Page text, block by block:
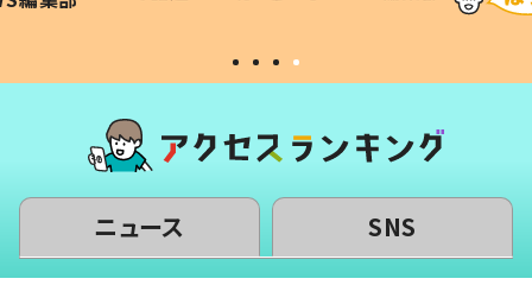
#令和の子
い」
ニュース SNS